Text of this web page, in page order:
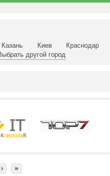
Казань Киев Краснодар
другой город
› »